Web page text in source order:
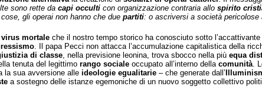
sono rette da capi occulti con organizzazione contraria allo spirito
gli operai non hanno che due partiti: o ascriversi a società pericolose
virus mortale che il nostro tempo storico ha conosciuto sotto l’accattivante
. Il papa Pecci non attacca l’accumulazione capitalistica della
di classe, nella previsione leonina, trova sbocco nella più equa
tenuta del legittimo rango sociale occupato all’interno della comunità.
la sua avversione alle ideologie egualitarie – che generate dall’
a sostegno delle istanze egemoniche di un nuovo soggetto collettivo